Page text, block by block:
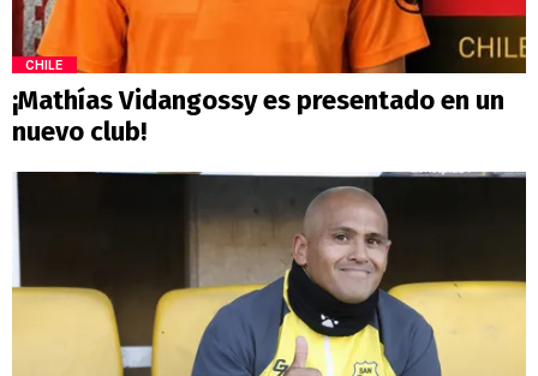
CHILE
¡Mathías Vidangossy es presentado en un
nuevo club!